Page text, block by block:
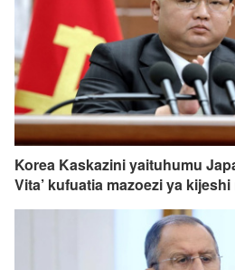
Korea Kaskazini yaituhumu
Vita’ kufuatia mazoezi ya